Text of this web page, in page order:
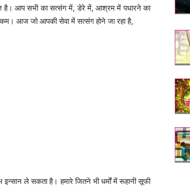
है। आप सभी का सत्संग में, डेरे में, आश्रम में पधारने का
आज जो आपकी सेवा में सत्संग होने जा रहा है,
ले सकता है। हमारे जितने भी धर्माें में रूहानी सूफी